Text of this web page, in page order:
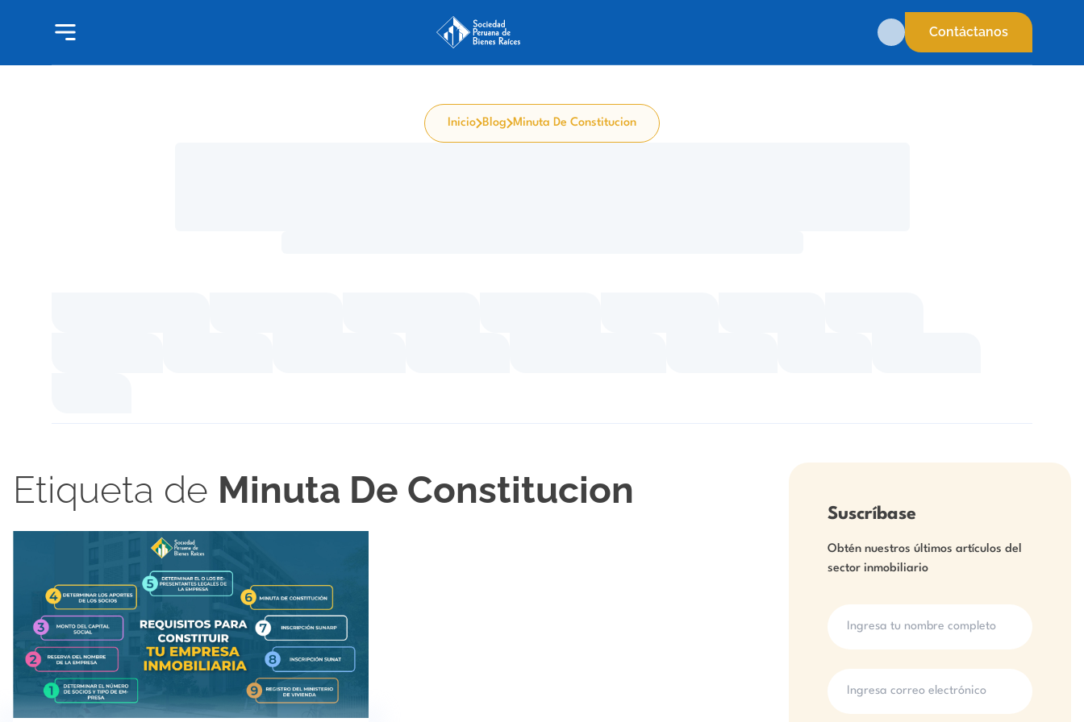
Contáctanos
Inicio Blog Minuta De Constitucion
Etiqueta de Minuta De Constitucion
Suscríbase
Obtén nuestros últimos artículos del
sector inmobiliario